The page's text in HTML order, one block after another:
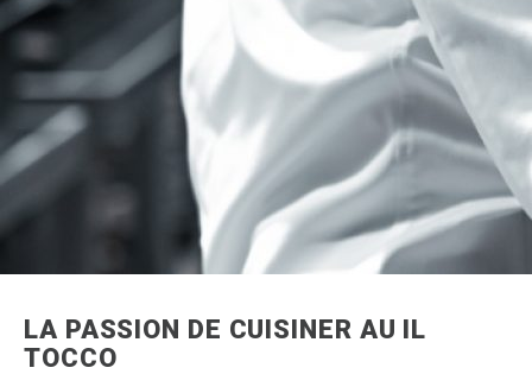
LA PASSION DE CUISINER AU IL
TOCCO